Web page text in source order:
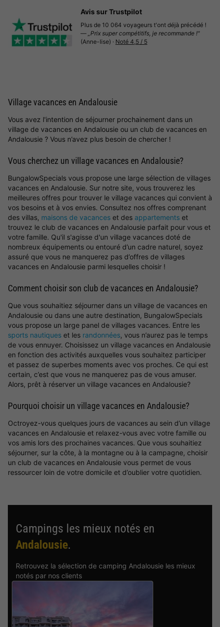
Avis sur Trustpilot
Plus de 10 064 voyageurs t'ont déjà précédé !
— „Prix super compétitifs, je recommande !"
(Anne-lise) · Noté 4,5 / 5
Village vacances en Andalousie
Vous avez l'intention de séjourner prochainement dans un
village de vacances en Andalousie ou un club de vacances en
Andalousie ? Vous n’avez plus besoin de chercher !
Vous cherchez un village vacances en Andalousie?
BungalowSpecials vous propose une large sélection de villages
vacances en Andalousie. Sur notre site, vous trouverez les
meilleures offres pour trouver le village vacances qui convient à
vos besoins et à vos envies. Consultez nos offres comprenant
des villas, maisons de vacances et des appartements et
trouvez le club de vacances en Andalousie parfait pour vous et
votre famille. Qu'il s'agisse d'un village vacances doté de
nombreux équipements ou entouré d’un cadre naturel, soyez
assuré que vous ne manquerez pas d’offres de villages
vacances en Andalousie parmi lesquelles choisir !
Comment choisir son club de vacances en Andalousie?
Que vous souhaitiez séjourner dans un village de vacances en
Andalousie ou dans une autre destination, BungalowSpecials
vous propose un large panel de villages vacances. Entre les
sports nautiques et les randonnées, vous n’aurez pas le temps
de vous ennuyer. Choisissez un village vacances en Andalousie
en fonction des activités auxquelles vous souhaitez participer
et passez de superbes moments avec vos proches. Ce qui est
certain, c’est que vous ne manquerez pas de vous amuser.
Alors, prêt à réserver un village vacances en Andalousie?
Pourquoi choisir un village vacances en Andalousie?
Octroyez-vous quelques jours de vacances au sein d’un village
vacances en Andalousie et relaxez-vous avec votre famille ou
vos amis lors des prochaines vacances. Que vous souhaitiez
séjourner, sur la côte, à la montagne ou à la campagne, choisir
un club de vacances en Andalousie vous permet de vous
ressourcer loin de votre domicile et d’oublier votre quotidien.
Campings les mieux notés en
Andalousie.
Retrouvez la sélection de camping Andalousie les mieux
notés par nos clients